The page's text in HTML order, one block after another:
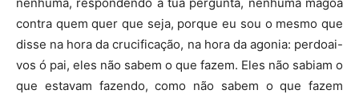
nenhuma, respondendo a tua pergunta, nenhuma mágoa
contra quem quer que seja, porque eu sou o mesmo que
disse na hora da crucificação, na hora da agonia: perdoai-
vos ó pai, eles não sabem o que fazem. Eles não sabiam o
que estavam fazendo, como não sabem o que fazem